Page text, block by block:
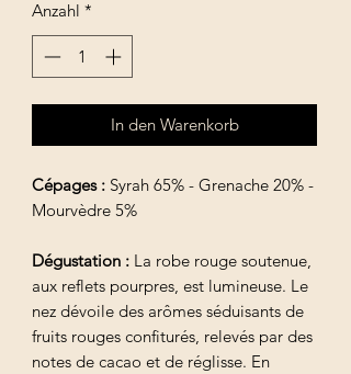
Anzahl *
In den Warenkorb
Cépages : Syrah 65% - Grenache 20% -
Mourvèdre 5%
Dégustation : La robe rouge soutenue,
aux reflets pourpres, est lumineuse. Le
nez dévoile des arômes séduisants de
fruits rouges confiturés, relevés par des
notes de cacao et de réglisse. En